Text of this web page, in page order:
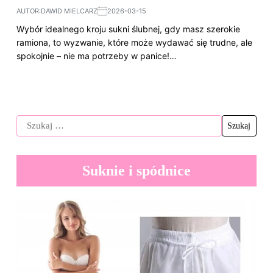
AUTOR:DAWID MIELCARZ 2026-03-15
Wybór idealnego kroju sukni ślubnej, gdy masz szerokie
ramiona, to wyzwanie, które może wydawać się trudne, ale
spokojnie – nie ma potrzeby w panice!…
Suknie i spódnice